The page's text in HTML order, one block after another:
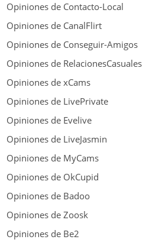
Opiniones de Contacto-Local
Opiniones de CanalFlirt
Opiniones de Conseguir-Amigos
Opiniones de RelacionesCasuales
Opiniones de xCams
Opiniones de LivePrivate
Opiniones de Evelive
Opiniones de LiveJasmin
Opiniones de MyCams
Opiniones de OkCupid
Opiniones de Badoo
Opiniones de Zoosk
Opiniones de Be2